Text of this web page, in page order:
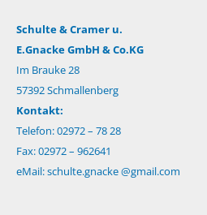
Schulte & Cramer u.
E.Gnacke GmbH & Co.KG
Im Brauke 28
57392 Schmallenberg
Kontakt:
Telefon: 02972 – 78 28
Fax: 02972 – 962641
eMail:schulte.gnacke @gmail.com